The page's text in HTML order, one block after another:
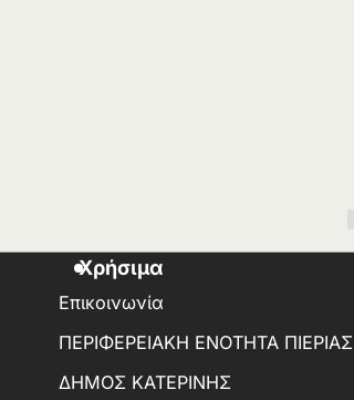
Χρήσιμα
Επικοινωνία
ΠΕΡΙΦΕΡΕΙΑΚΗ ΕΝΟΤΗΤΑ ΠΙΕΡΙΑΣ
ΔΗΜΟΣ ΚΑΤΕΡΙΝΗΣ